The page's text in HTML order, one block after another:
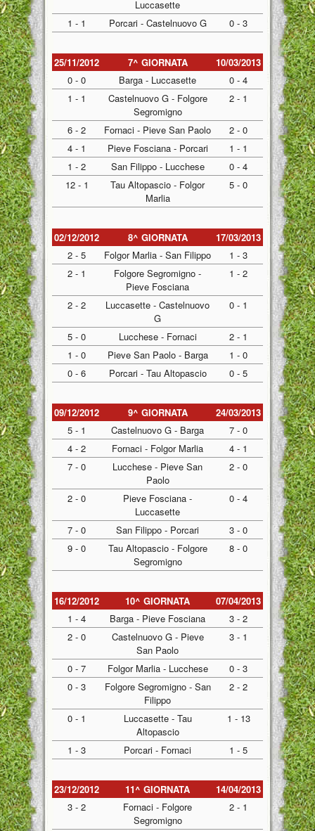
Luccasette
1 - 1
Porcari - Castelnuovo G 0 - 3
25/11/2012 7^ GIORNATA
10/03/2013
0 - 0
Barga - Luccasette
0 - 4
1 - 1
Castelnuovo G - Folgore
Segromigno
2 - 1
6 - 2 Fornaci - Pieve San Paolo
2 - 0
4 - 1
Pieve Fosciana - Porcari
1 - 1
1 - 2
San Filippo - Lucchese
0 - 4
12 - 1
Tau Altopascio - Folgor
Marlia
5 - 0
02/12/2012 8^ GIORNATA
17/03/2013
2 - 5
Folgor Marlia - San Filippo
1 - 3
2 - 1
Folgore Segromigno -
Pieve Fosciana
1 - 2
2 - 2
Luccasette - Castelnuovo
G
0 - 1
5 - 0 Lucchese - Fornaci
2 - 1
1 - 0
Pieve San Paolo - Barga
1 - 0
0 - 6
Porcari - Tau Altopascio 0 - 5
09/12/2012 9^ GIORNATA
24/03/2013
5 - 1
Castelnuovo G - Barga
7 - 0
4 - 2
Fornaci - Folgor Marlia
4 - 1
7 - 0
Lucchese - Pieve San
Paolo
2 - 0
2 - 0
Pieve Fosciana -
Luccasette
0 - 4
7 - 0 San Filippo - Porcari
3 - 0
9 - 0
Tau Altopascio - Folgore
Segromigno
8 - 0
16/12/2012 10^ GIORNATA
07/04/2013
1 - 4
Barga - Pieve Fosciana
3 - 2
2 - 0
Castelnuovo G - Pieve
San Paolo
3 - 1
0 - 7 Folgor Marlia - Lucchese
0 - 3
0 - 3
Folgore Segromigno - San
Filippo
2 - 2
0 - 1
Luccasette - Tau
Altopascio
1 - 13
1 - 3 Porcari - Fornaci 1 - 5
23/12/2012 11^ GIORNATA
14/04/2013
3 - 2
Fornaci - Folgore
Segromigno
2 - 1